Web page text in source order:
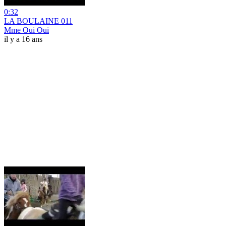
0:32
LA BOULAINE 011
Mme Oui Oui
il y a 16 ans